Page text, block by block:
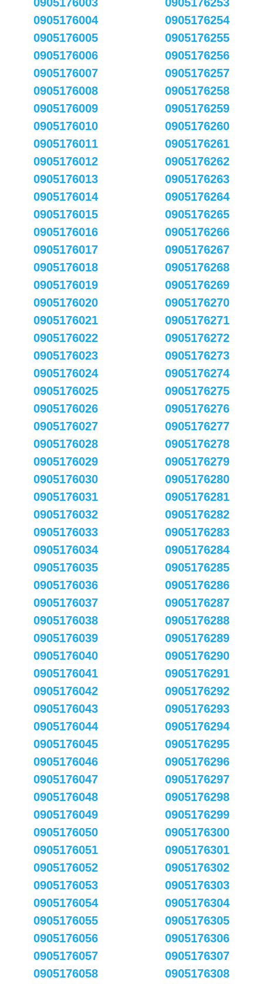
0905176004
0905176005
0905176006
0905176007
0905176008
0905176009
0905176010
0905176011
0905176012
0905176013
0905176014
0905176015
0905176016
0905176017
0905176018
0905176019
0905176020
0905176021
0905176022
0905176023
0905176024
0905176025
0905176026
0905176027
0905176028
0905176029
0905176030
0905176031
0905176032
0905176033
0905176034
0905176035
0905176036
0905176037
0905176038
0905176039
0905176040
0905176041
0905176042
0905176043
0905176044
0905176045
0905176046
0905176047
0905176048
0905176049
0905176050
0905176051
0905176052
0905176053
0905176054
0905176055
0905176056
0905176057
0905176058
0905176254
0905176255
0905176256
0905176257
0905176258
0905176259
0905176260
0905176261
0905176262
0905176263
0905176264
0905176265
0905176266
0905176267
0905176268
0905176269
0905176270
0905176271
0905176272
0905176273
0905176274
0905176275
0905176276
0905176277
0905176278
0905176279
0905176280
0905176281
0905176282
0905176283
0905176284
0905176285
0905176286
0905176287
0905176288
0905176289
0905176290
0905176291
0905176292
0905176293
0905176294
0905176295
0905176296
0905176297
0905176298
0905176299
0905176300
0905176301
0905176302
0905176303
0905176304
0905176305
0905176306
0905176307
0905176308